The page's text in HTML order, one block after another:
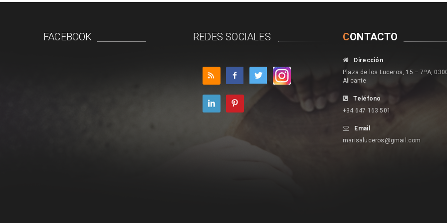
FACEBOOK REDES SOCIALES CONTACTO
Dirección
Plaza de los Luceros, 15 – 7ºA,
Alicante
Teléfono
+34 647 163 501
Email
marisaluceros@gmail.com